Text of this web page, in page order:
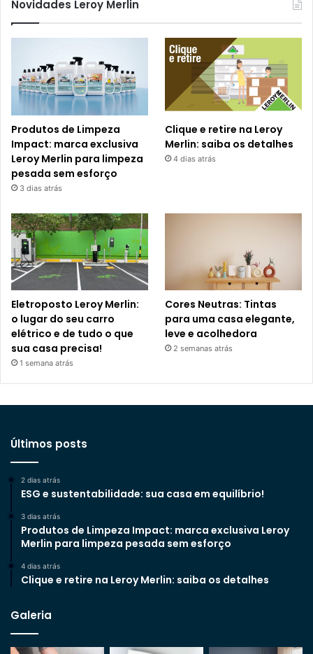
Novidades Leroy Merlin
Produtos de Limpeza
Impact: marca exclusiva
Leroy Merlin para limpeza
pesada sem esforço
3 dias atrás
Clique e retire na Leroy
Merlin: saiba os detalhes
4 dias atrás
Eletroposto Leroy Merlin:
o lugar do seu carro
elétrico e de tudo o que
sua casa precisa!
1 semana atrás
Cores Neutras: Tintas
para uma casa elegante,
leve e acolhedora
2 semanas atrás
Últimos posts
2 dias atrás
ESG e sustentabilidade: sua casa em equilíbrio!
3 dias atrás
Produtos de Limpeza Impact: marca exclusiva Leroy
Merlin para limpeza pesada sem esforço
4 dias atrás
Clique e retire na Leroy Merlin: saiba os detalhes
Galeria